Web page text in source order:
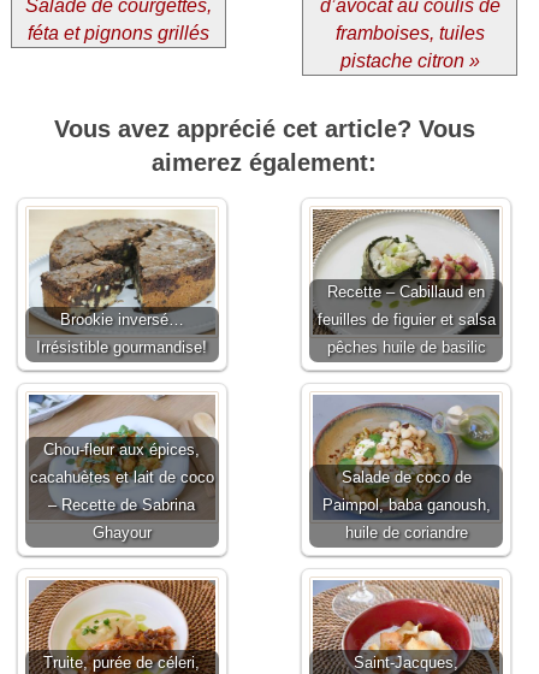
Salade de courgettes,
féta et pignons grillés
d’avocat au coulis de
framboises, tuiles
pistache citron »
Vous avez apprécié cet article? Vous
aimerez également:
Brookie inversé…
Irrésistible gourmandise!
Recette – Cabillaud en
feuilles de figuier et salsa
pêches huile de basilic
Chou-fleur aux épices,
cacahuètes et lait de coco
– Recette de Sabrina
Ghayour
Salade de coco de
Paimpol, baba ganoush,
huile de coriandre
Truite, purée de céleri,
Saint-Jacques,